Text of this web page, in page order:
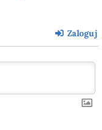
Zaloguj